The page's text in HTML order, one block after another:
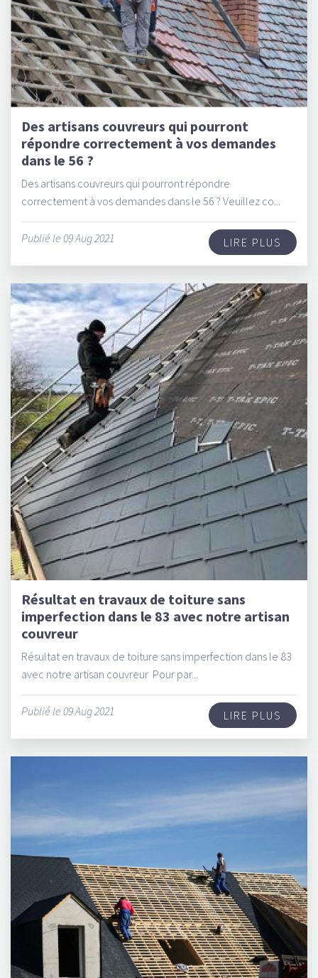
Des artisans couvreurs qui pourront
répondre correctement à vos demandes
dans le 56 ?
Des artisans couvreurs qui pourront répondre
correctement à vos demandes dans le 56 ? Veuillez co...
Publié le 09 Aug 2021 LIRE PLUS
Résultat en travaux de toiture sans
imperfection dans le 83 avec notre artisan
couvreur
Résultat en travaux de toiture sans imperfection dans le 83
avec notre artisan couvreur Pour par...
Publié le 09 Aug 2021 LIRE PLUS